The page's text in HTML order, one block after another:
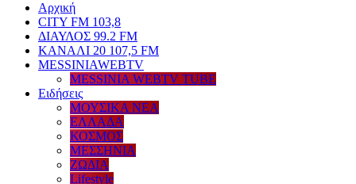
Αρχική
CITY FM 103,8
ΔΙΑΥΛΟΣ 99.2 FM
ΚΑΝΑΛΙ 20 107,5 FM
MESSINIAWEBTV
MESSINIA WEBTV TUBE
Eιδήσεις
ΜΟΥΣΙΚΑ ΝΕΑ
ΕΛΛΑΔΑ
ΚΟΣΜΟΣ
ΜΕΣΣΗΝΙΑ
ΖΩΔΙΑ
Lifestyle